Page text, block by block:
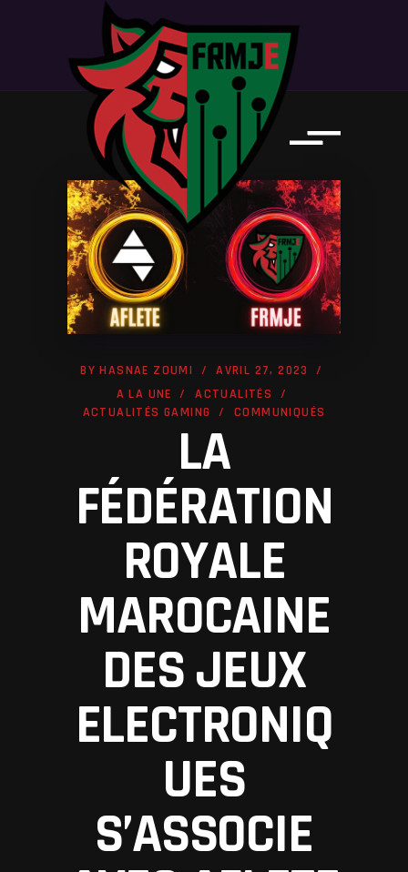
BYHASNAE ZOUMI
AVRIL 27, 2023
A LA UNE
ACTUALITÉS
ACTUALITÉS GAMING
COMMUNIQUÉS
LA
FÉDÉRATION
ROYALE
MAROCAINE
DES JEUX
ELECTRONIQ
UES
S’ASSOCIE